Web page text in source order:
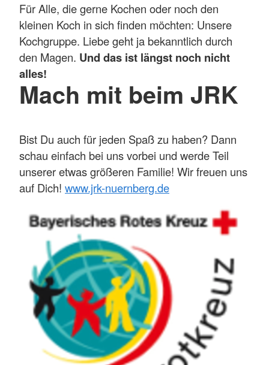
Für Alle, die gerne Kochen oder noch den
kleinen Koch in sich finden möchten: Unsere
Kochgruppe. Liebe geht ja bekanntlich durch
den Magen. Und das ist längst noch nicht
alles!
Mach mit beim JRK
Bist Du auch für jeden Spaß zu haben? Dann
schau einfach bei uns vorbei und werde Teil
unserer etwas größeren Familie! Wir freuen uns
auf Dich! www.jrk-nuernberg.de